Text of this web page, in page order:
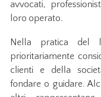
avvocati,
loro operato.
Nella pratica del
prioritariamente
clienti e della
fondare o guidare.